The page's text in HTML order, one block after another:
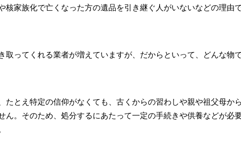
核家族化で亡くなった方の遺品を引き継ぐ人がいないなどの理由
取ってくれる業者が増えていますが、だからといって、どんな物
たとえ特定の信仰がなくても、古くからの習わしや親や祖父母か
ん。そのため、処分するにあたって一定の手続きや供養などが必